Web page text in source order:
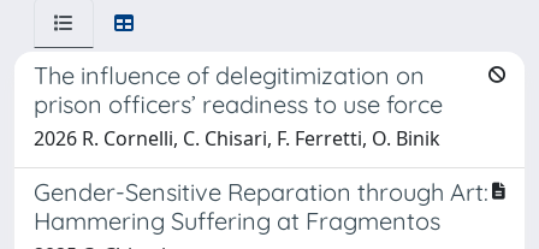
The influence of delegitimization on
prison officers’ readiness to use force
2026 R. Cornelli, C. Chisari, F. Ferretti, O. Binik
Gender-Sensitive Reparation through Art:
Hammering Suffering at Fragmentos